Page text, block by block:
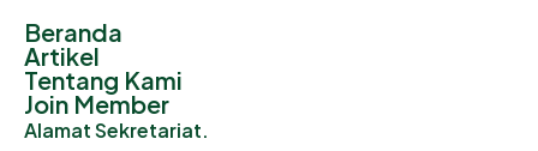
Beranda
Artikel
Tentang Kami
Join Member
Alamat Sekretariat.